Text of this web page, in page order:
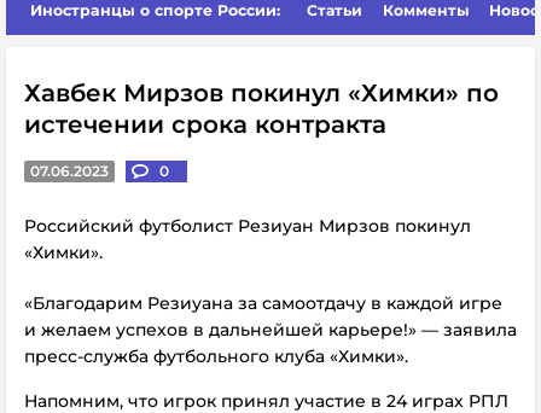
Иностранцы о спорте России: Статьи Комменты
Хавбек Мирзов покинул «Химки» по
истечении срока контракта
07.06.2023 0
Российский футболист Резиуан Мирзов покинул
«Химки».
«Благодарим Резиуана за самоотдачу в каждой игре
и желаем успехов в дальнейшей карьере!» — заявила
пресс-служба футбольного клуба «Химки».
Напомним, что игрок принял участие в 24 играх РПЛ